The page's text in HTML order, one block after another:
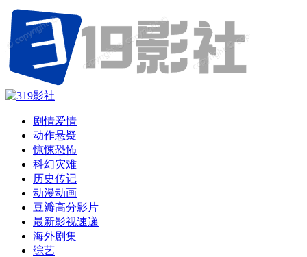
剧情爱情
动作悬疑
惊悚恐怖
科幻灾难
历史传记
动漫动画
豆瓣高分影片
最新影视速递
海外剧集
综艺